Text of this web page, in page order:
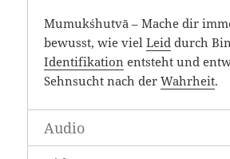
Mumukśhutvā – Mache dir
bewusst, wie vielLeid durch
Identifikation entsteht und
Sehnsucht nach derWahrheit.
Audio